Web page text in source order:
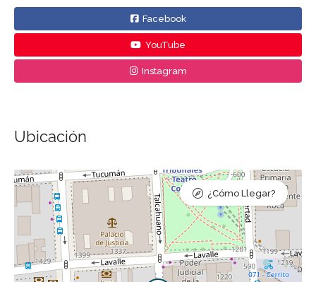
Facebook
YouTube
Instagram
Ubicación
¿Cómo Llegar?